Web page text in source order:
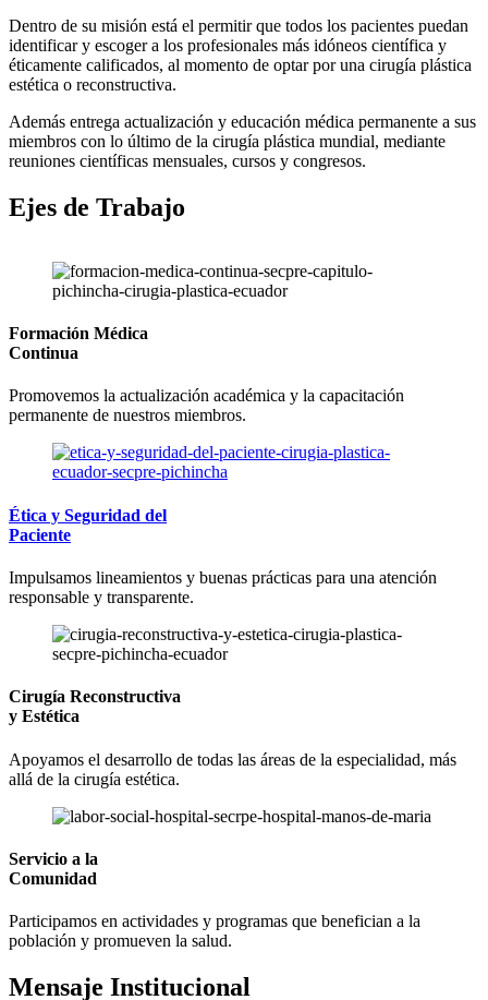
Dentro de su misión está el permitir que todos los pacientes puedan
identificar y escoger a los profesionales más idóneos científica y
éticamente calificados, al momento de optar por una cirugía plástica
estética o reconstructiva.
Además entrega actualización y educación médica permanente a sus
miembros con lo último de la cirugía plástica mundial, mediante
reuniones científicas mensuales, cursos y congresos.
Ejes de Trabajo
Formación Médica
Continua
Promovemos la actualización académica y la capacitación
permanente de nuestros miembros.
Ética y Seguridad del
Paciente
Impulsamos lineamientos y buenas prácticas para una atención
responsable y transparente.
Cirugía Reconstructiva
y Estética
Apoyamos el desarrollo de todas las áreas de la especialidad, más
allá de la cirugía estética.
Servicio a la
Comunidad
Participamos en actividades y programas que benefician a la
población y promueven la salud.
Mensaje Institucional